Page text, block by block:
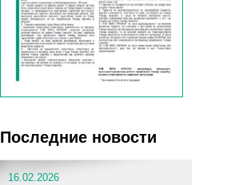
Последние новости
16.02.2026